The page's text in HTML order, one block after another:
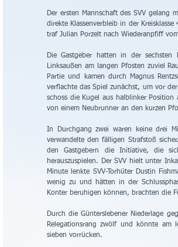
Der ersten Mannschaft des SVV gelang
direkte Klassenverbleib in der
traf Julian Porzelt nach Wiederanpfiff
Die Gastgeber hatten in der sechsten
Linksaußen am langen Pfosten zuviel
Partie und kamen durch Magnus
verflachte das Spiel zunächst, um vor
schoss die Kugel aus halblinker Position
von einem Neubrunner an den kurzen
In Durchgang zwei waren keine drei
verwandelte den fälligen Strafstoß
den Gastgebern die Initiative, die
herauszuspielen. Der SVV hielt unter
Minute lenkte SVV-Torhüter Dustin
wenig zu und hätten in der
Konter beruhigen können, brachten die
Durch die Günterslebener Niederlage
Relegationsrang zwölf und könnte am
sieben vorrücken.